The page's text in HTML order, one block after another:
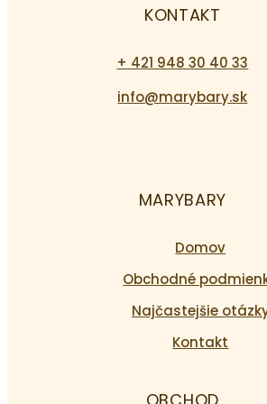
KONTAKT
+ 421 948 30 40 33
info@marybary.sk
MARYBARY
Domov
Obchodné
Najčastejšie
Kontakt